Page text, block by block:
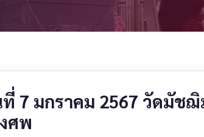
7 มกราคม 2567 วัดมัช
ศพ